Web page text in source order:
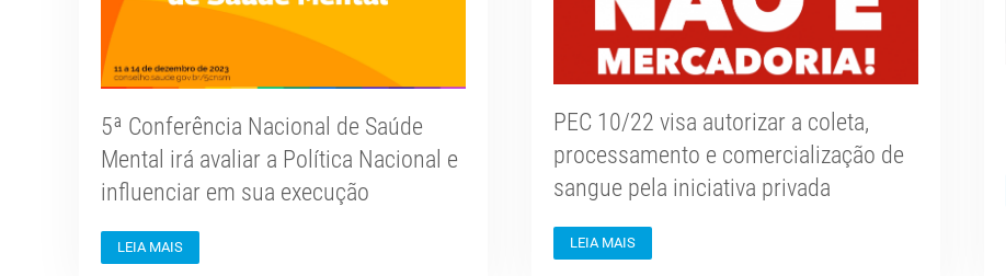
5ª Conferência Nacional de Saúde
Mental irá avaliar a Política Nacional e
influenciar em sua execução
LEIA MAIS
PEC 10/22 visa autorizar a coleta,
processamento e comercialização de
sangue pela iniciativa privada
LEIA MAIS